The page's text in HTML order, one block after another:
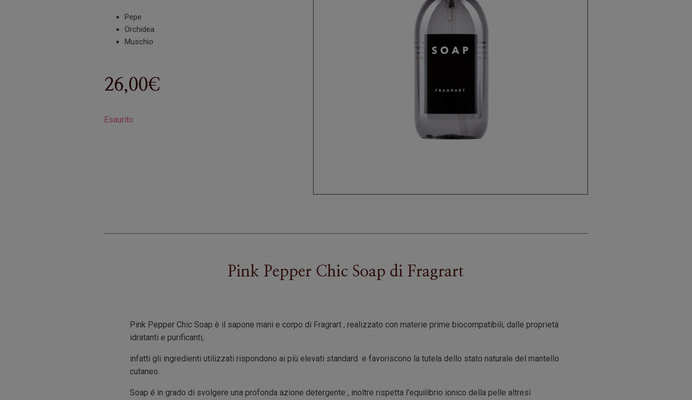
Pepe
Orchidea
Muschio
26,00€
Esaurito
Pink Pepper Chic Soap di Fragrart
Pink Pepper Chic Soap è il sapone mani e corpo di Fragrart , realizzato con materie prime biocompatibili, dalle proprietà
idratanti e purificanti,
infatti gli ingredienti utilizzati rispondono ai più elevati standard e favoriscono la tutela dello stato naturale del mantello
cutaneo.
Soap é in grado di svolgere una profonda azione detergente , inoltre rispetta l'equilibrio ionico della pelle altresì